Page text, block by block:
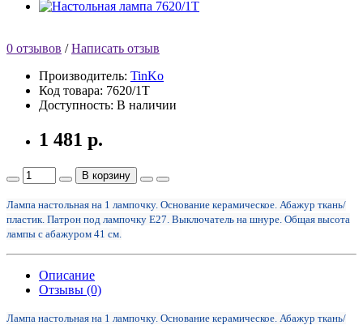
0 отзывов /Написать отзыв
Производитель: TinKo
Код товара: 7620/1T
Доступность: В наличии
1 481 р.
В корзину
Лампа настольная на 1 лампочку. Основание керамическое. Абажур ткань/
пластик. Патрон под лампочку Е27. Выключатель на шнуре. Общая высота
лампы с абажуром 41 см.
Описание
Отзывы (0)
Лампа настольная на 1 лампочку. Основание керамическое. Абажур ткань/